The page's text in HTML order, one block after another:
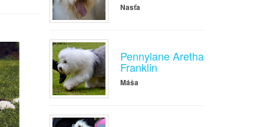
Nasťa
Pennylane Aretha
Franklin
Máša